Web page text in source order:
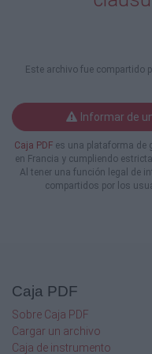
Entiende la que
como aparece
que como afirma
Audiencia
de julio de 2013,
colectiva de
al considerar que
contratos de dos
desproporcionado
pueda interpretar
forma distinta en
por vencida
hipotecario, incluso
Este archivo fue compartido
Informar de
Caja PDF es una plataforma de
en Francia y cumpliendo
Al tener una función legal de
compartidos por los
Caja PDF
Sobre Caja PDF
Cargar un archivo
Caja de instrumento